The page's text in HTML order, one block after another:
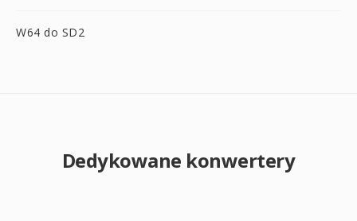
W64 do SD2
Dedykowane konwertery